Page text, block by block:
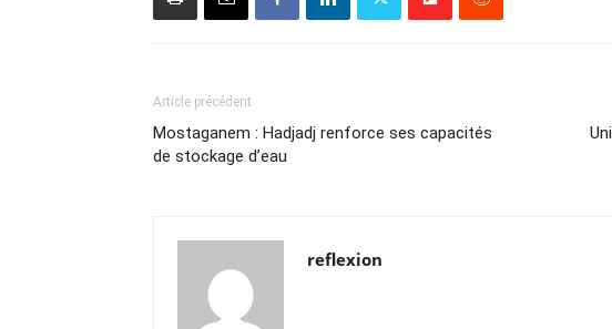
Article précédent
Mostaganem : Hadjadj renforce ses capacités
de stockage d’eau
reflexion